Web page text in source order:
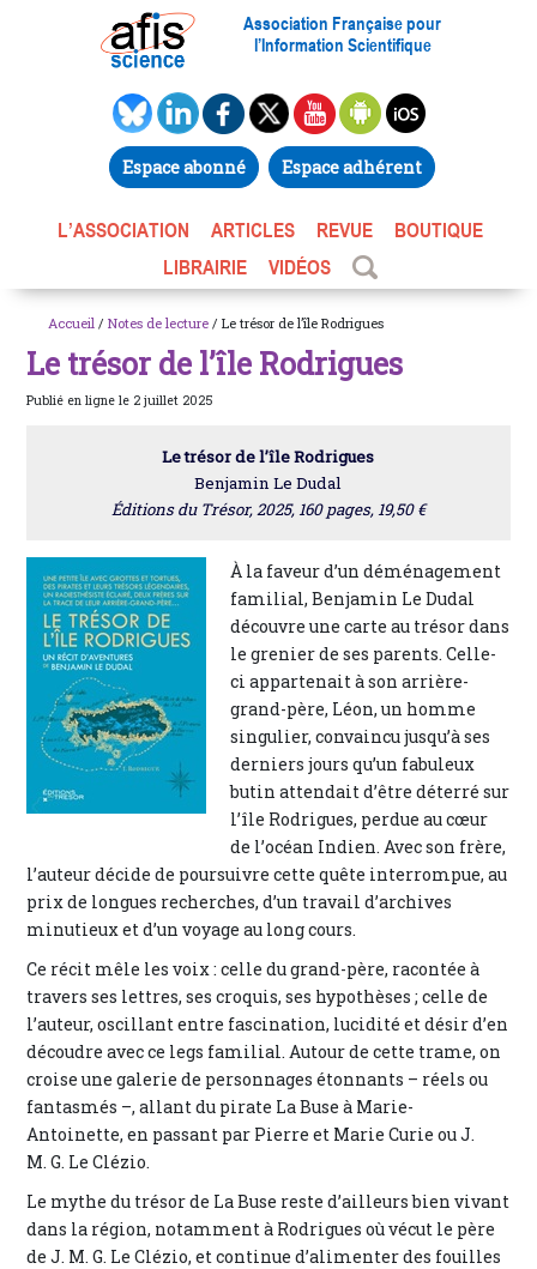
Association Française pour
l’Information Scientifique
Espace abonné Espace adhérent
L’ASSOCIATION ARTICLES REVUE
BOUTIQUE
LIBRAIRIE
VIDÉOS
Accueil / Notes de lecture / Le trésor de l’île Rodrigues
Le trésor de l’île Rodrigues
Publié en ligne le 2 juillet 2025
Le trésor de l’île Rodrigues
Benjamin Le Dudal
Éditions du Trésor, 2025, 160 pages, 19,50 €
À la faveur d’un déménagement
familial, Benjamin Le Dudal
découvre une carte au trésor dans
le grenier de ses parents. Celle-
ci appartenait à son arrière-
grand-père, Léon, un homme
singulier, convaincu jusqu’à ses
derniers jours qu’un fabuleux
butin attendait d’être déterré sur
l’île Rodrigues, perdue au cœur
de l’océan Indien. Avec son frère,
l’auteur décide de poursuivre cette quête interrompue, au
prix de longues recherches, d’un travail d’archives
minutieux et d’un voyage au long cours.
Ce récit mêle les voix : celle du grand-père, racontée à
travers ses lettres, ses croquis, ses hypothèses ; celle de
l’auteur, oscillant entre fascination, lucidité et désir d’en
découdre avec ce legs familial. Autour de cette trame, on
croise une galerie de personnages étonnants – réels ou
fantasmés –, allant du pirate La Buse à Marie-
Antoinette, en passant par Pierre et Marie Curie ou J.
M. G. Le Clézio.
Le mythe du trésor de La Buse reste d’ailleurs bien vivant
dans la région, notamment à Rodrigues où vécut le père
de J. M. G. Le Clézio, et continue d’alimenter des fouilles